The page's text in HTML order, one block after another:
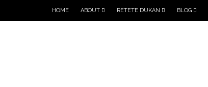
HOME ABOUT RETETE DUKAN BLOG